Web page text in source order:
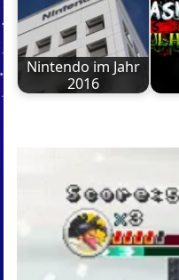
Nintendo im Jahr
2016